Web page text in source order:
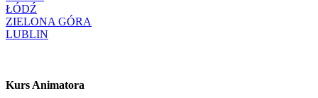
ŁÓDŹ
ZIELONA GÓRA
LUBLIN
Kurs Animatora